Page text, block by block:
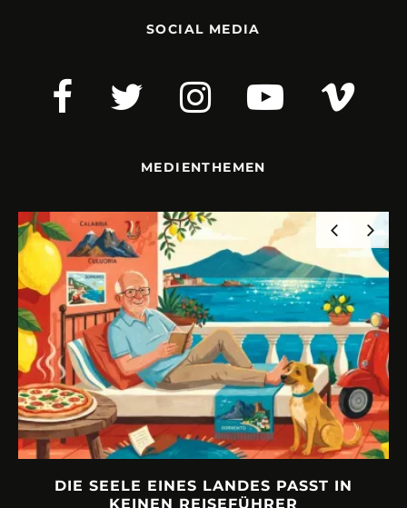
SOCIAL MEDIA
MEDIENTHEMEN
DIE SEELE EINES LANDES PASST IN
KEINEN REISEFÜHRER